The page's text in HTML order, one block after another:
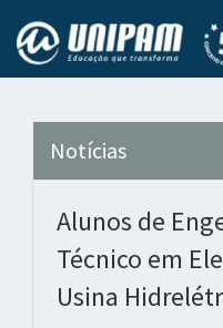
Notícias
Alunos de
Técnico em
Usina